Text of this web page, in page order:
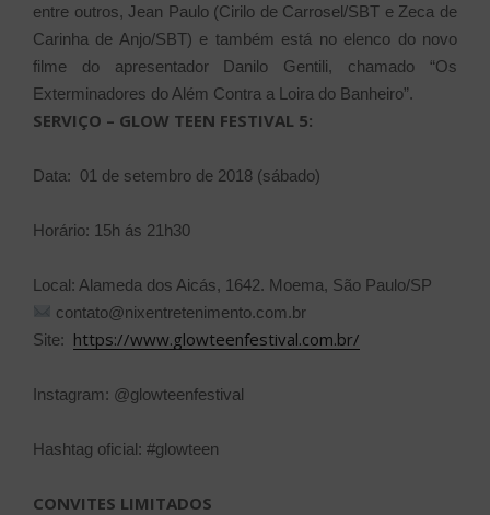
entre outros, Jean Paulo (Cirilo de Carrosel/SBT e Zeca de
Carinha de Anjo/SBT) e também está no elenco do novo
filme do apresentador Danilo Gentili, chamado “Os
Exterminadores do Além Contra a Loira do Banheiro”.
SERVIÇO – GLOW TEEN FESTIVAL 5:
Data: 01 de setembro de 2018 (sábado)
Horário: 15h ás 21h30
Local: Alameda dos Aicás, 1642. Moema, São Paulo/SP
contato@nixentretenimento.com.br
Site: https://www.glowteenfestival.com.br/
Instagram: @glowteenfestival
Hashtag oficial: #glowteen
CONVITES LIMITADOS